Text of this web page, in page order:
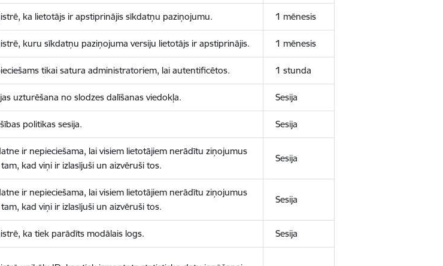
ka lietotājs ir apstiprinājis sīkdatņu paziņojumu. 1 mēnesis
kuru sīkdatņu paziņojuma versiju lietotājs ir apstiprinājis. 1 mēnesis
tikai satura administratoriem, lai autentificētos. 1 stunda
uzturēšana no slodzes dalīšanas viedokļa. Sesija
politikas sesija. Sesija
ir nepieciešama, lai visiem lietotājiem nerādītu ziņojumus
kad viņi ir izlasījuši un aizvēruši tos.
Sesija
ir nepieciešama, lai visiem lietotājiem nerādītu ziņojumus
kad viņi ir izlasījuši un aizvēruši tos.
Sesija
ka tiek parādīts modālais logs. Sesija